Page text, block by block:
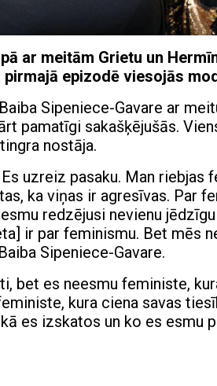
ar meitām Grietu un
epizodē viesojās
Sipeniece-Gavare ar
pamatīgi sakašķējušās.
nostāja.
uzreiz pasaku. Man riebjas
ka viņas ir agresīvas. Par
redzējusi nevienu
ir par feminismu. Bet mēs
Sipeniece-Gavare.
bet es neesmu feministe,
kura ciena savas
es izskatos un ko es esmu